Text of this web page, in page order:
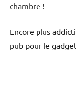
chambre !
Encore plus
pub pour le